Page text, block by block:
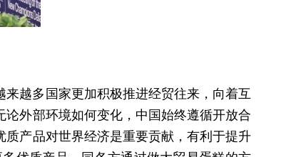
越多国家更加积极推进经贸往来，向着互
外部环境如何变化，中国始终遵循开放合
产品对世界经济是重要贡献，有利于提升